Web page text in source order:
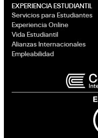
EXPERIENCIA ESTUDIANTIL
Servicios para Estudiantes
Experiencia Online
Vida Estudiantil
Alianzas Internacionales
Empleabilidad